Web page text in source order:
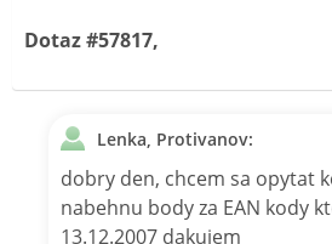
Dotaz #57817,
Lenka, Protivanov:
dobry den, chcem sa opytat
nabehnu body za EAN kody
13.12.2007 dakujem